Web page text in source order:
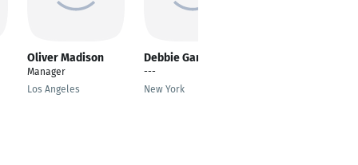
Oliver Madison
Manager
Los Angeles
Debbie Garfield
---
New York